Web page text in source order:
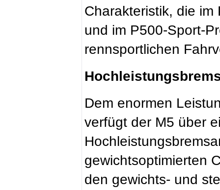
Charakteristik, die
und im P500-Sport-
rennsportlichen
Dem enormen
verfügt der M5 über
gewichtsoptimierten
den gewichts- und